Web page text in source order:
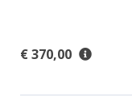
€ 370,00